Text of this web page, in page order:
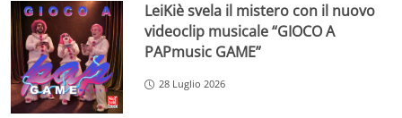
LeiKiè svela il mistero con il nuovo
videoclip musicale “GIOCO A
PAPmusic GAME”
28 Luglio 2026